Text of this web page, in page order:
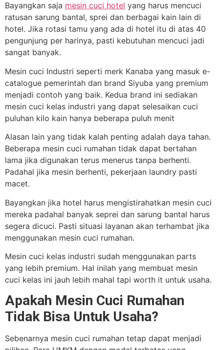
Bayangkan saja mesin cuci hotel yang harus mencuci
ratusan sarung bantal, sprei dan berbagai kain lain di
hotel. Jika rotasi tamu yang ada di hotel itu di atas 40
pengunjung per harinya, pasti kebutuhan mencuci jadi
sangat banyak.
Mesin cuci Industri seperti merk Kanaba yang masuk e-
catalogue pemerintah dan brand Siyuba yang premium
menjadi contoh yang baik. Kedua brand ini sediakan
mesin cuci kelas industri yang dapat selesaikan cuci
puluhan kilo kain hanya beberapa puluh menit
Alasan lain yang tidak kalah penting adalah daya tahan.
Beberapa mesin cuci rumahan tidak dapat bertahan
lama jika digunakan terus menerus tanpa berhenti.
Padahal jika mesin berhenti, pekerjaan laundry pasti
macet.
Bayangkan jika hotel harus mengistirahatkan mesin cuci
mereka padahal banyak seprei dan sarung bantal harus
segera dicuci. Pasti situasi layanan akan terhambat jika
menggunakan mesin cuci rumahan.
Mesin cuci kelas industri sudah menggunakan parts
yang lebih premium. Hal inilah yang membuat mesin
cuci kelas ini jauh lebih mahal tapi worth it untuk usaha.
Apakah Mesin Cuci Rumahan
Tidak Bisa Untuk Usaha?
Sebenarnya mesin cuci rumahan tetap dapat menjadi